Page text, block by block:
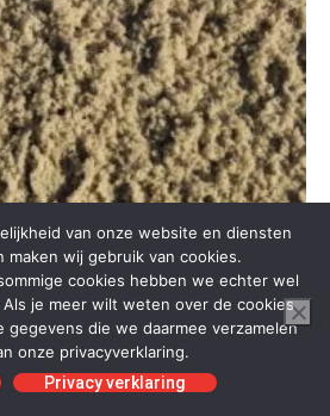
van onze website en diensten
maken wij gebruik van cookies.
cookies hebben we echter wel
je meer wilt weten over de cookies
gegevens die we daarmee verzamelen
onze privacyverklaring.
Privacy verklaring